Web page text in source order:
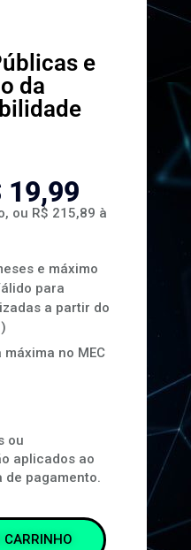
e
da
19,99
ou R$ 215,89 à
e máximo
para
a partir do
no MEC
ou
aplicados ao
pagamento.